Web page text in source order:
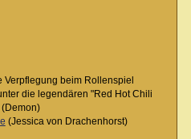
Verpflegung beim Rollenspiel
die legendären "Red Hot Chili
(Demon)
(Jessica von Drachenhorst)